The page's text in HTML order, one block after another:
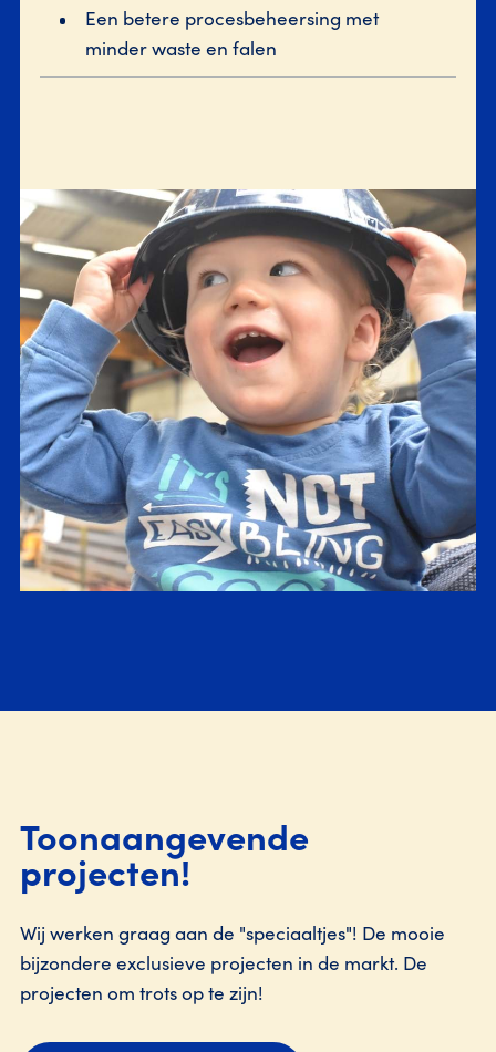
Een betere procesbeheersing met
minder waste en falen
Toonaangevende
projecten!
Wij werken graag aan de "speciaaltjes"! De mooie
bijzondere exclusieve projecten in de markt. De
projecten om trots op te zijn!